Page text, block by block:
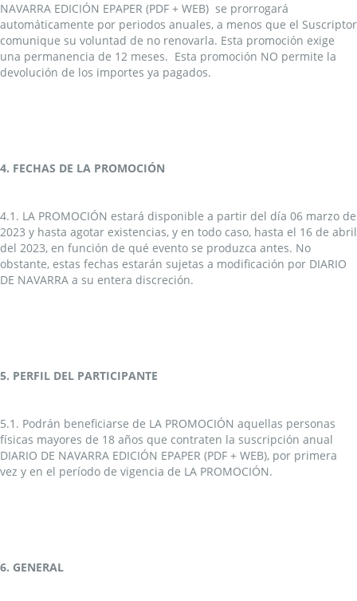
NAVARRA EDICIÓN EPAPER (PDF + WEB) se prorrogará
automáticamente por periodos anuales, a menos que el Suscriptor
comunique su voluntad de no renovarla. Esta promoción exige
una permanencia de 12 meses. Esta promoción NO permite la
devolución de los importes ya pagados.
4. FECHAS DE LA PROMOCIÓN
4.1. LA PROMOCIÓN estará disponible a partir del día 06 marzo de
2023 y hasta agotar existencias, y en todo caso, hasta el 16 de abril
del 2023, en función de qué evento se produzca antes. No
obstante, estas fechas estarán sujetas a modificación por DIARIO
DE NAVARRA a su entera discreción.
5. PERFIL DEL PARTICIPANTE
5.1. Podrán beneficiarse de LA PROMOCIÓN aquellas personas
físicas mayores de 18 años que contraten la suscripción anual
DIARIO DE NAVARRA EDICIÓN EPAPER (PDF + WEB), por primera
vez y en el período de vigencia de LA PROMOCIÓN.
6. GENERAL